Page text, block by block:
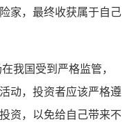
家，最终收获属于自己
我国受到严格监管，
动，投资者应该严格遵
资，以免给自己带来不